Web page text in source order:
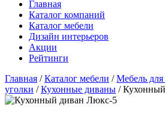
Главная
Каталог компаний
Каталог мебели
Дизайн интерьеров
Акции
Рейтинги
Главная /Каталог мебели /Мебель
уголки /Кухонные диваны /